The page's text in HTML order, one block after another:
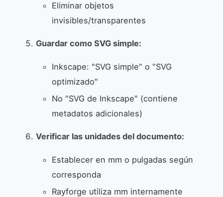
Eliminar objetos
invisibles/transparentes
Guardar como SVG simple:
Inkscape: "SVG simple" o "SVG
optimizado"
No "SVG de Inkscape" (contiene
metadatos adicionales)
Verificar las unidades del documento:
Establecer en mm o pulgadas según
corresponda
Rayforge utiliza mm internamente